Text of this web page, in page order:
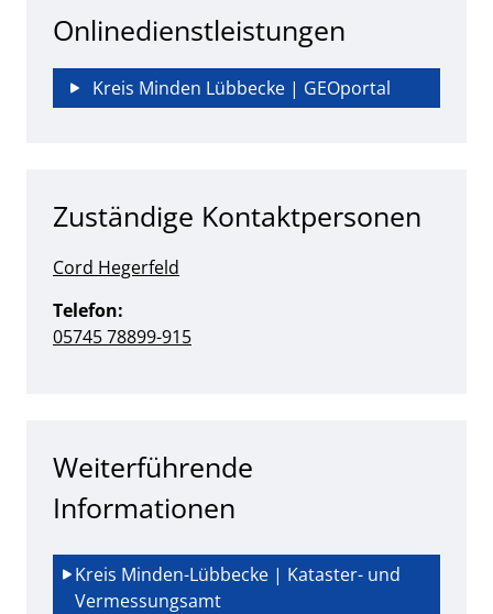
Onlinedienstleistungen
Kreis Minden Lübbecke | GEOportal
Zuständige Kontaktpersonen
Cord Hegerfeld
Telefon:
05745 78899-915
Weiterführende
Informationen
Kreis Minden-Lübbecke | Kataster- und
Vermessungsamt